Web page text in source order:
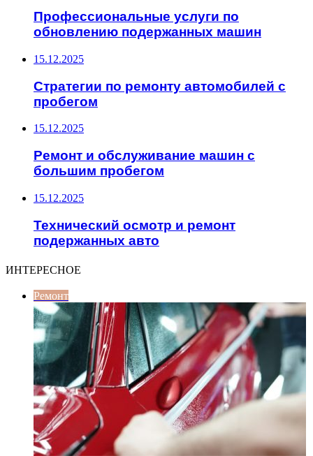
Профессиональные услуги по
обновлению подержанных машин
15.12.2025
Стратегии по ремонту автомобилей с
пробегом
15.12.2025
Ремонт и обслуживание машин с
большим пробегом
15.12.2025
Технический осмотр и ремонт
подержанных авто
ИНТЕРЕСНОЕ
Ремонт